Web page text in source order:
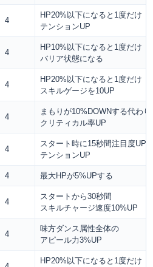
4
HP20%以下になると1度だけ
テンションUP
4
HP10%以下になると1度だけ
バリア状態になる
4
HP20%以下になると1度だけ
スキルゲージを10UP
4
まもりが10%DOWNする代わり
クリティカル率UP
4
スタート時に15秒間注目度UP
テンションUP
4 最大HPが5%UPする
4
スタートから30秒間
スキルチャージ速度10%UP
4
味方ダンス属性全体の
アピール力3%UP
HP20%以下になると1度だけ